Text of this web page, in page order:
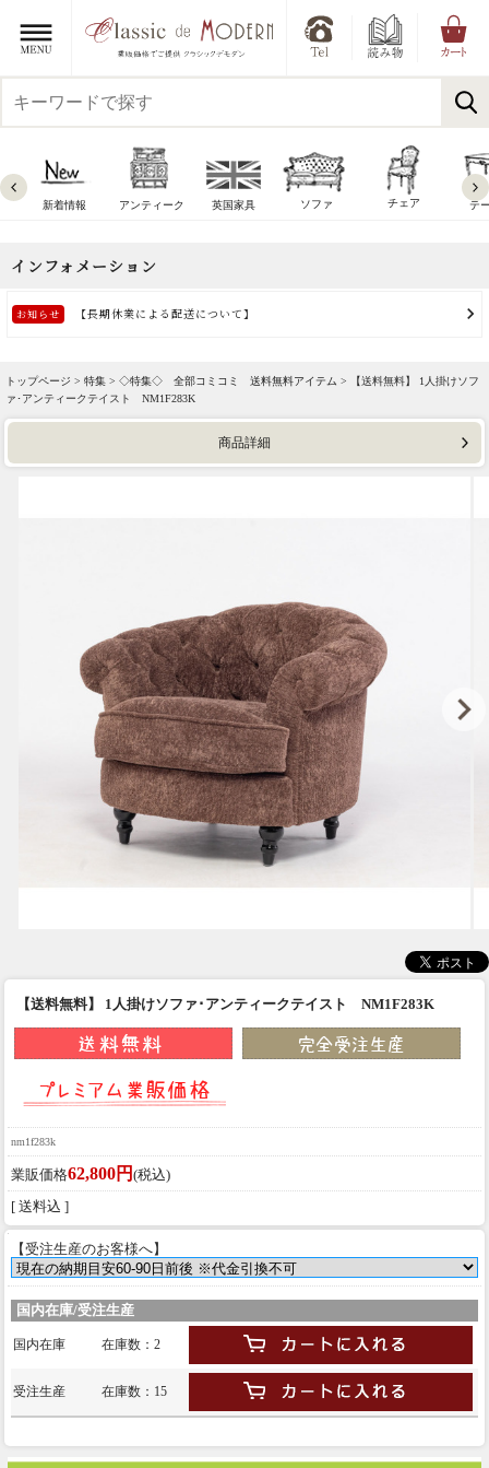
新着情報 アンティーク 英国家具 ソファ チェア テ
トップページ > 特集 > ◇特集◇ 全部コミコミ 送料無料アイテム > 【送料無料】 1人掛けソフ
ァ･アンティークテイスト NM1F283K
商品詳細
【送料無料】 1人掛けソファ･アンティークテイスト NM1F283K
nm1f283k
業販価格62,800円 (税込)
[ 送料込 ]
【受注生産のお客様へ】
国内在庫/受注生産
国内在庫 在庫数：2
受注生産 在庫数：15